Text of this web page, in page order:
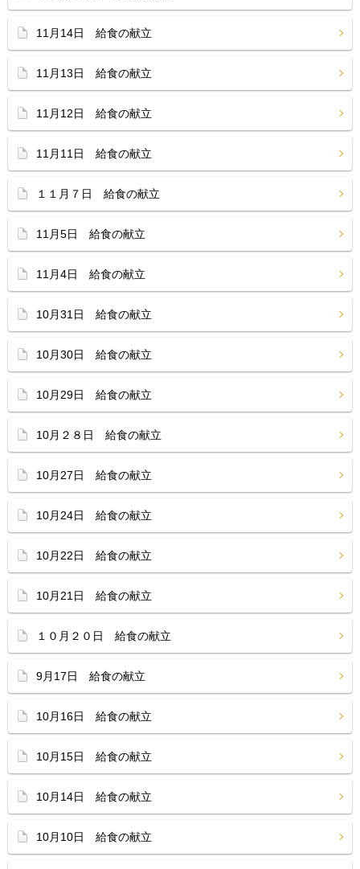
11月14日 給食の献立
11月13日 給食の献立
11月12日 給食の献立
11月11日 給食の献立
１１月７日 給食の献立
11月5日 給食の献立
11月4日 給食の献立
10月31日 給食の献立
10月30日 給食の献立
10月29日 給食の献立
10月２８日 給食の献立
10月27日 給食の献立
10月24日 給食の献立
10月22日 給食の献立
10月21日 給食の献立
１０月２０日 給食の献立
9月17日 給食の献立
10月16日 給食の献立
10月15日 給食の献立
10月14日 給食の献立
10月10日 給食の献立